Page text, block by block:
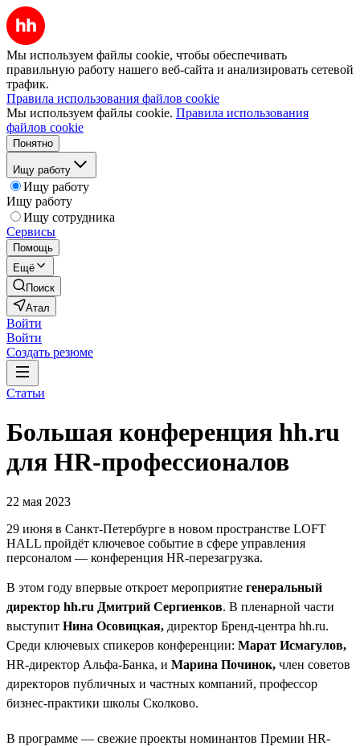
Мы используем файлы cookie, чтобы обеспечивать
правильную работу нашего веб-сайта и анализировать сетевой
трафик.
Правила использования файлов cookie
Мы используем файлы cookie. Правила использования
файлов cookie
Понятно
Ищу работу
Ищу работу
Ищу работу
Ищу сотрудника
Сервисы
Помощь
Ещё
Поиск
Атал
Войти
Войти
Создать резюме
Статьи
Большая конференция hh.ru
для HR-профессионалов
22 мая 2023
29 июня в Санкт-Петербурге в новом пространстве LOFT
HALL пройдёт ключевое событие в сфере управления
персоналом — конференция HR-перезагрузка.
В этом году впервые откроет мероприятие генеральный
директор hh.ru Дмитрий Сергиенков. В пленарной части
выступит Нина Осовицкая, директор Бренд-центра hh.ru.
Среди ключевых спикеров конференции: Марат Исмагулов,
HR-директор Альфа-Банка, и Марина Починок, член советов
директоров публичных и частных компаний, профессор
бизнес-практики школы Сколково.
В программе — свежие проекты номинантов Премии HR-